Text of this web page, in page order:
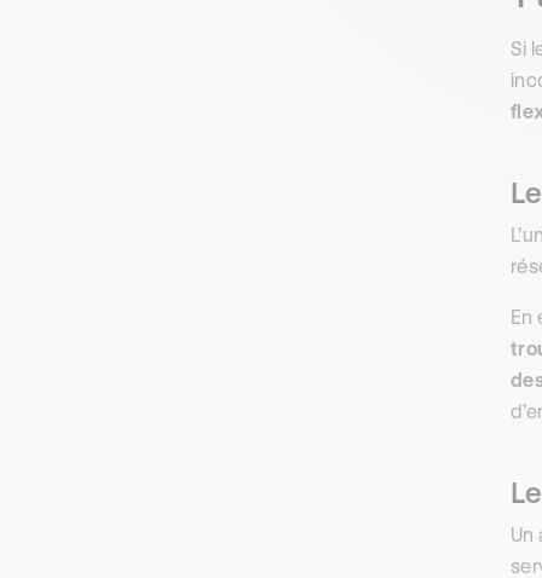
Si
En
Un